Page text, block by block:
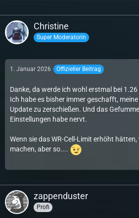
Christine
Super Moderatorin
1. Januar 2026 Offizieller Beitrag
Danke, da werde ich wohl erstmal bei 1.26
Ich habe es bisher immer geschafft,
Update zu zerschießen. Und das
Einstellungen habe nervt.
Wenn sie das WR-Cell-Limit erhöht
machen, aber so....
zappenduster
Profi